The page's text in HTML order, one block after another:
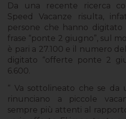
Da una recente ricerca
Speed Vacanze risulta,
persone che hanno
frase “ponte 2 giugno”, sul
è pari a 27.100 e il numero
digitato “offerte ponte 2
6.600.
“ Va sottolineato che se
rinunciano a piccole
sempre più attenti al